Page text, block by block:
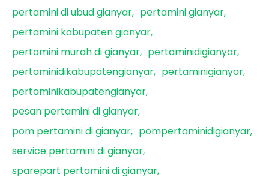
pertamini di ubud gianyar
pertamini gianyar
pertamini kabupaten gianyar
pertamini murah di gianyar
pertaminidigianyar
pertaminidikabupatengianyar
pertaminigianyar
pertaminikabupatengianyar
pesan pertamini di gianyar
pom pertamini di gianyar
pompertaminidigianyar
service pertamini di gianyar
sparepart pertamini di gianyar